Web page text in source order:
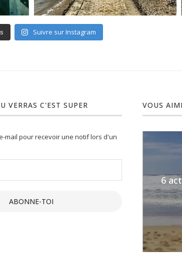
Suivre sur Instagram
VERRAS C'EST SUPER
mail pour recevoir une notif lors d'un
ABONNE-TOI
VOUS
joli petit Lot : 10 activités
19 Juil 2021
6